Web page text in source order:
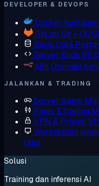
DEVELOPER & DEVOPS
Docker
GitLab Git + CI/
Basis Data
Server KodeVS
n8n Otomasi
JALANKAN & TRADING
Server Game
Forex & trading
VPN & Privasi
Workstation
tidur
Solusi
Training dan inferensi AI